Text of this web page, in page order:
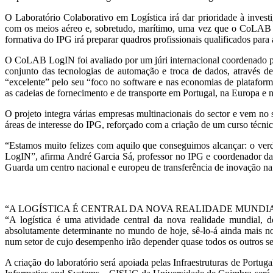
O Laboratório Colaborativo em Logística irá dar prioridade à
com os meios aéreo e, sobretudo, marítimo, uma vez que o
formativa do IPG irá preparar quadros profissionais qualificados
O CoLAB LogIN foi avaliado por um júri internacional coordenado
conjunto das tecnologias de automação e troca de dados, através
“excelente” pelo seu “foco no software e nas economias de
as cadeias de fornecimento e de transporte em Portugal, na Europa
O projeto integra várias empresas multinacionais do sector e vem
áreas de interesse do IPG, reforçado com a criação de um curso
“Estamos muito felizes com aquilo que conseguimos alcançar: o
LogIN”, afirma André Garcia Sá, professor no IPG e coordenador
Guarda um centro nacional e europeu de transferência de inovação
“A LOGÍSTICA É CENTRAL DA NOVA REALIDADE
“A logística é uma atividade central da nova realidade mundial,
absolutamente determinante no mundo de hoje, sê-lo-á ainda
num setor de cujo desempenho irão depender quase todos os outros
A criação do laboratório será apoiada pelas Infraestruturas de